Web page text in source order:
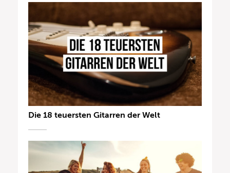
Die 18 teuersten Gitarren der Welt